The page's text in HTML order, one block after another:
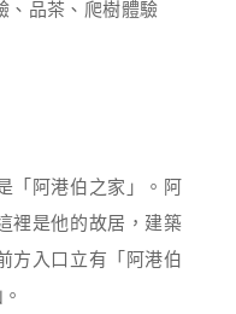
「阿港伯之家」。阿
裡是他的故居，建築
方入口立有「阿港伯